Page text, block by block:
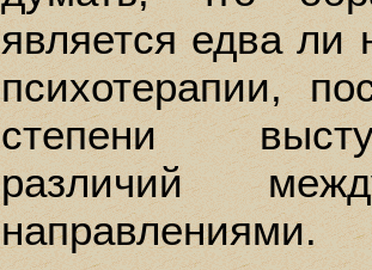
является едва ли
психотерапии,
степени
различий
направлениями.